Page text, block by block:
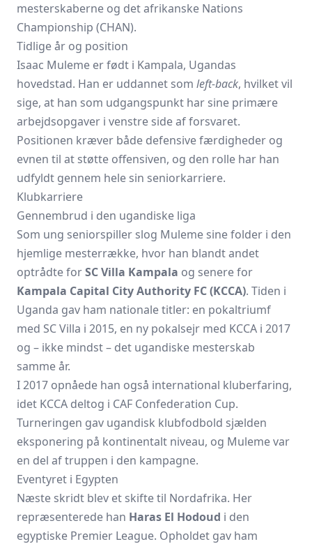
mesterskaberne og det afrikanske Nations
Championship (CHAN).
Tidlige år og position
Isaac Muleme er født i Kampala, Ugandas
hovedstad. Han er uddannet som left-back, hvilket vil
sige, at han som udgangspunkt har sine primære
arbejdsopgaver i venstre side af forsvaret.
Positionen kræver både defensive færdigheder og
evnen til at støtte offensiven, og den rolle har han
udfyldt gennem hele sin seniorkarriere.
Klubkarriere
Gennembrud i den ugandiske liga
Som ung seniorspiller slog Muleme sine folder i den
hjemlige mesterrække, hvor han blandt andet
optrådte forSC Villa Kampala og senere for
Kampala Capital City Authority FC (KCCA). Tiden i
Uganda gav ham nationale titler: en pokaltriumf
med SC Villa i 2015, en ny pokalsejr med KCCA i 2017
og – ikke mindst – det ugandiske mesterskab
samme år.
I 2017 opnåede han også international kluberfaring,
idet KCCA deltog i CAF Confederation Cup.
Turneringen gav ugandisk klubfodbold sjælden
eksponering på kontinentalt niveau, og Muleme var
en del af truppen i den kampagne.
Eventyret i Egypten
Næste skridt blev et skifte til Nordafrika. Her
repræsenterede han Haras El Hodoud i den
egyptiske Premier League. Opholdet gav ham